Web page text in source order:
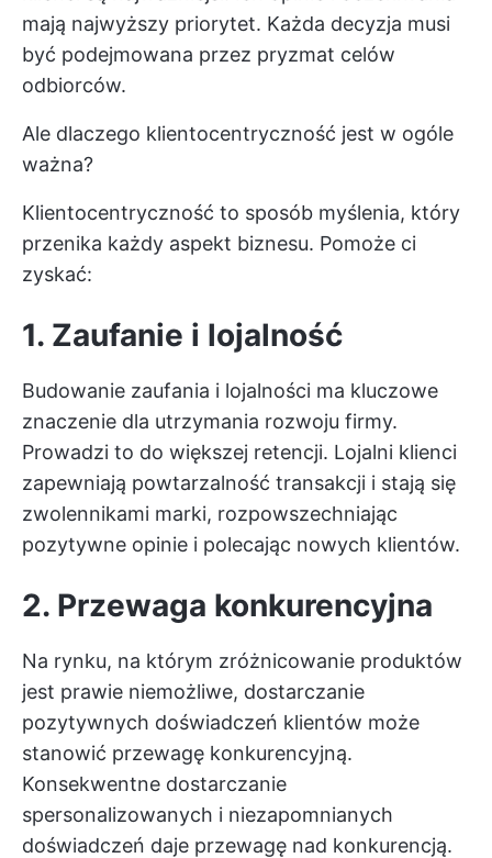
mają najwyższy priorytet. Każda decyzja musi
być podejmowana przez pryzmat celów
odbiorców.
Ale dlaczego klientocentryczność jest w ogóle
ważna?
Klientocentryczność to sposób myślenia, który
przenika każdy aspekt biznesu. Pomoże ci
zyskać:
1. Zaufanie i lojalność
Budowanie zaufania i lojalności ma kluczowe
znaczenie dla utrzymania rozwoju firmy.
Prowadzi to do większej retencji. Lojalni klienci
zapewniają powtarzalność transakcji i stają się
zwolennikami marki, rozpowszechniając
pozytywne opinie i polecając nowych klientów.
2. Przewaga konkurencyjna
Na rynku, na którym zróżnicowanie produktów
jest prawie niemożliwe, dostarczanie
pozytywnych doświadczeń klientów może
stanowić przewagę konkurencyjną.
Konsekwentne dostarczanie
spersonalizowanych i niezapomnianych
doświadczeń daje przewagę nad konkurencją.